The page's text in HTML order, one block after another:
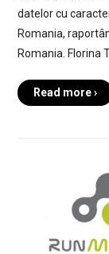
datelor cu
Romania,
Romania. Florina
Read more ›